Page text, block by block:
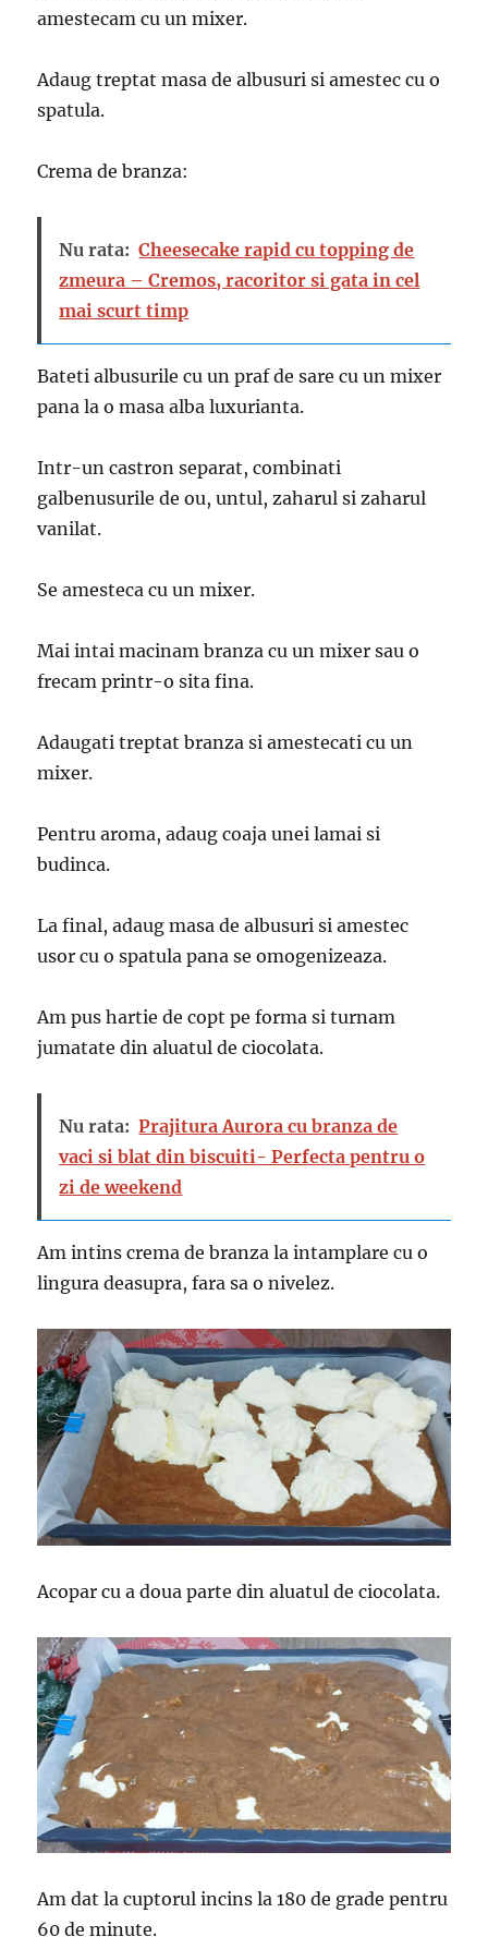
amestecam cu un mixer.
Adaug treptat masa de albusuri ​​si amestec cu o
spatula.
Crema de branza:
Nu rata: Cheesecake rapid cu topping de
zmeura – Cremos, racoritor si gata in cel
mai scurt timp
Bateti albusurile cu un praf de sare cu un mixer
pana la o masa alba luxurianta.
Intr-un castron separat, combinati
galbenusurile de ou, untul, zaharul si zaharul
vanilat.
Se amesteca cu un mixer.
Mai intai macinam branza cu un mixer sau o
frecam printr-o sita fina.
Adaugati treptat branza si amestecati cu un
mixer.
Pentru aroma, adaug coaja unei lamai si
budinca.
La final, adaug masa de albusuri ​​si amestec
usor cu o spatula pana se omogenizeaza.
Am pus hartie de copt pe forma si turnam
jumatate din aluatul de ciocolata.
Nu rata: Prajitura Aurora cu branza de
vaci si blat din biscuiti- Perfecta pentru o
zi de weekend
Am intins crema de branza la intamplare cu o
lingura deasupra, fara sa o nivelez.
Acopar cu a doua parte din aluatul de ciocolata.
Am dat la cuptorul incins la 180 de grade pentru
60 de minute.